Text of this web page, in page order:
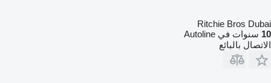
Ritchie Bros Dubai
10 سنوات في Autoline
الاتصال بالبائع